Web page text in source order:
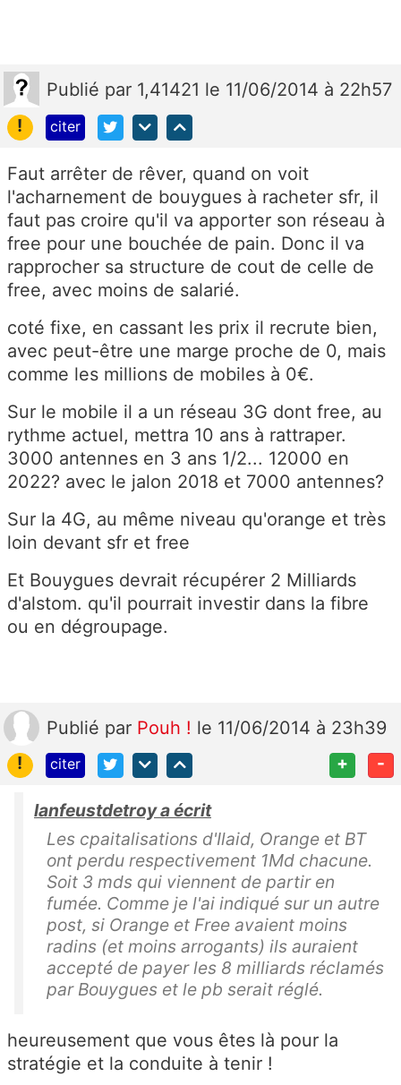
Publié par 1,41421 le 11/06/2014 à 22h57
!
citer
Faut arrêter de rêver, quand on voit
l'acharnement de bouygues à racheter sfr, il
faut pas croire qu'il va apporter son réseau à
free pour une bouchée de pain. Donc il va
rapprocher sa structure de cout de celle de
free, avec moins de salarié.
coté fixe, en cassant les prix il recrute bien,
avec peut-être une marge proche de 0, mais
comme les millions de mobiles à 0€.
Sur le mobile il a un réseau 3G dont free, au
rythme actuel, mettra 10 ans à rattraper.
3000 antennes en 3 ans 1/2... 12000 en
2022? avec le jalon 2018 et 7000 antennes?
Sur la 4G, au même niveau qu'orange et très
loin devant sfr et free
Et Bouygues devrait récupérer 2 Milliards
d'alstom. qu'il pourrait investir dans la fibre
ou en dégroupage.
Publié par Pouh ! le 11/06/2014 à 23h39
!
citer + -
lanfeustdetroy a écrit
Les cpaitalisations d'Ilaid, Orange et BT
ont perdu respectivement 1Md chacune.
Soit 3 mds qui viennent de partir en
fumée. Comme je l'ai indiqué sur un autre
post, si Orange et Free avaient moins
radins (et moins arrogants) ils auraient
accepté de payer les 8 milliards réclamés
par Bouygues et le pb serait réglé.
heureusement que vous êtes là pour la
stratégie et la conduite à tenir !